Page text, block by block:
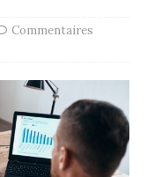
Commentaires